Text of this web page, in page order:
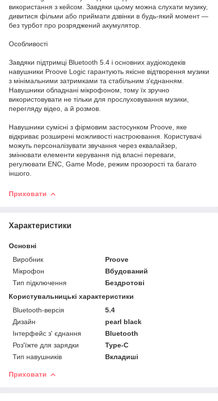
використання з кейсом. Завдяки цьому можна слухати музику,
дивитися фільми або приймати дзвінки в будь-який момент —
без турбот про розряджений акумулятор.
Особливості
Завдяки підтримці Bluetooth 5.4 і основних аудіокодеків
навушники Proove Logic гарантують якісне відтворення музики
з мінімальними затримками та стабільним з'єднанням.
Навушники обладнані мікрофоном, тому їх зручно
використовувати не тільки для прослуховування музики,
перегляду відео, а й розмов.
Навушники сумісні з фірмовим застосунком Proove, яке
відкриває розширені можливості настроювання. Користувачі
можуть персоналізувати звучання через еквалайзер,
змінювати елементи керування під власні переваги,
регулювати ENC, Game Mode, режим прозорості та багато
іншого.
Приховати
Характеристики
Основні
Виробник
Proove
Мікрофон
Вбудований
Тип підключення
Бездротові
Користувальницькі характеристики
Bluetooth-версія
5.4
Дизайн
pearl black
Інтерфейс з' єднання
Bluetooth
Роз'їжте для зарядки
Type-C
Тип навушників
Вкладиші
Приховати